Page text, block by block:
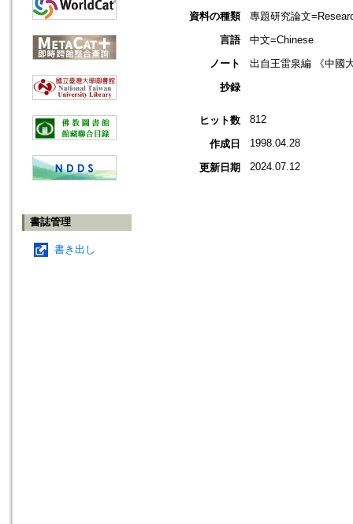
書誌管理
書き出し
資料の種類
專題研究論文
言語
中文=Chinese
ノート
出自王雷泉編 《中國
抄録
ヒット数 812
作成日 1998.04.28
更新日期 2024.07.12